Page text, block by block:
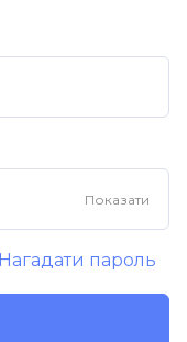
Показати
Нагадати пароль